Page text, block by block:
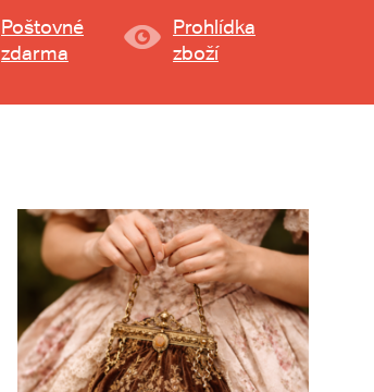
Poštovné
zdarma
Prohlídka
zboží